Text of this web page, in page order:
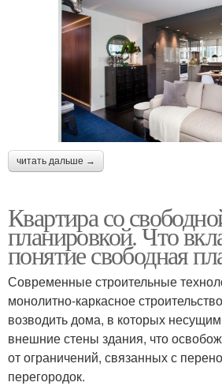
читать дальше →
Квартира со
планировкой. Что
понятие свободная
Современные строительные
монолитно-каркасное
возводить дома, в которых
внешние стены здания, что
от ограничений, связанных с
перегородок.